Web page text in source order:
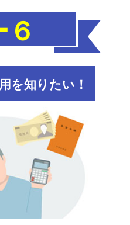
を知りたい！